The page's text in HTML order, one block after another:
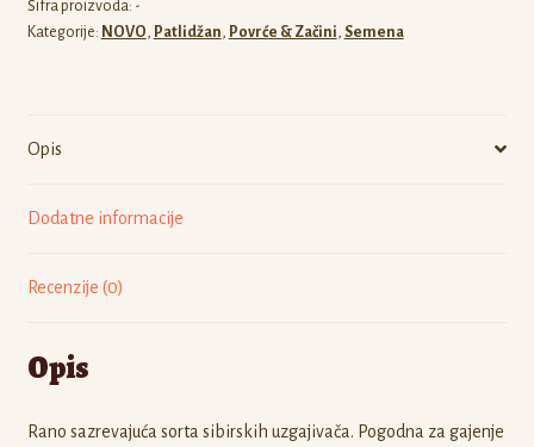
Šifra proizvoda: -
Kategorije: NOVO, Patlidžan, Povrće & Začini, Semena
Opis
Dodatne informacije
Recenzije (0)
Opis
Rano sazrevajuća sorta sibirskih uzgajivača. Pogodna za gajenje